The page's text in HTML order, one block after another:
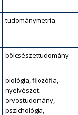
tudománymetria
bölcsészettudomány
biológia, filozófia,
nyelvészet,
orvostudomány,
pszichológia,